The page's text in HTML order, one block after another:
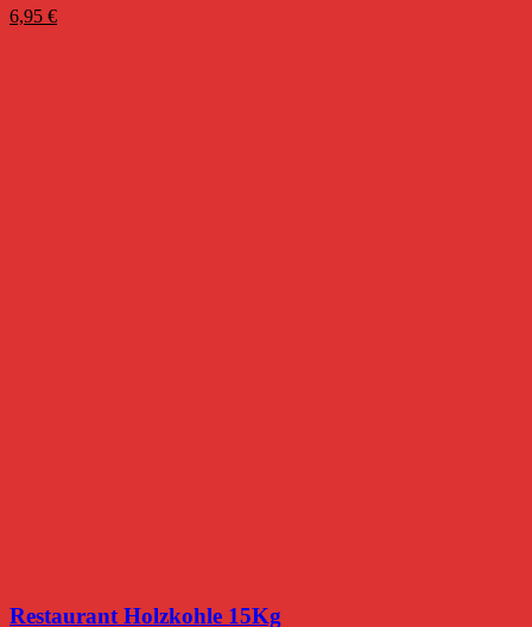
6,95 €
Restaurant Holzkohle 15Kg